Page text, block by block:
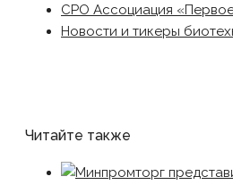
СРО Ассоциация
Новости и тикеры
Читайте также